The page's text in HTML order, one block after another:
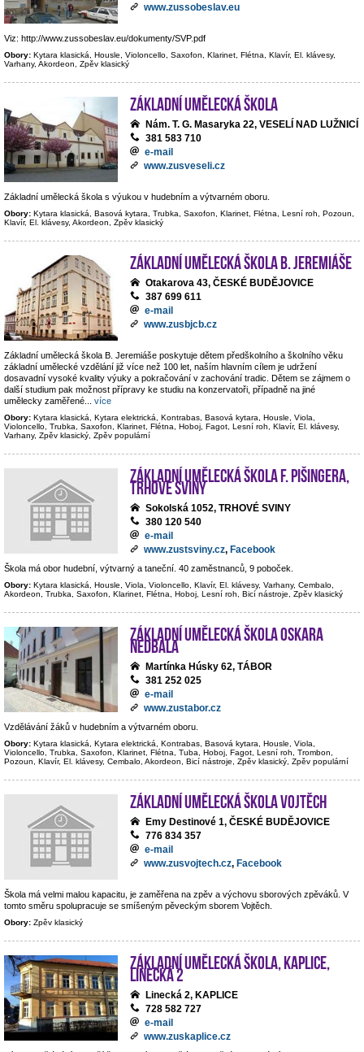
www.zussobeslav.eu
Viz: http://www.zussobeslav.eu/dokumenty/SVP.pdf
Obory: Kytara klasická, Housle, Violoncello, Saxofon, Klarinet, Flétna, Klavír, El. klávesy,
Varhany, Akordeon, Zpěv klasický
Základní umělecká škola
Nám. T. G. Masaryka 22, VESELÍ NAD LUŽNICÍ
381 583 710
e-mail
www.zusveseli.cz
Základní umělecká škola s výukou v hudebním a výtvarném oboru.
Obory: Kytara klasická, Basová kytara, Trubka, Saxofon, Klarinet, Flétna, Lesní roh, Pozoun,
Klavír, El. klávesy, Akordeon, Zpěv klasický
Základní umělecká škola B. Jeremiáše
Otakarova 43, ČESKÉ BUDĚJOVICE
387 699 611
e-mail
www.zusbjcb.cz
Základní umělecká škola B. Jeremiáše poskytuje dětem předškolního a školního věku
základní umělecké vzdělání již více než 100 let, naším hlavním cílem je udržení
dosavadní vysoké kvality výuky a pokračování v zachování tradic. Dětem se zájmem o
další studium pak možnost přípravy ke studiu na konzervatoři, případně na jiné
umělecky zaměřené
více
Obory: Kytara klasická, Kytara elektrická, Kontrabas, Basová kytara, Housle, Viola,
Violoncello, Trubka, Saxofon, Klarinet, Flétna, Hoboj, Fagot, Lesní roh, Klavír, El. klávesy,
Varhany, Zpěv klasický, Zpěv populární
Základní umělecká škola F. Pišingera,
Trhové Sviny
Sokolská 1052, TRHOVÉ SVINY
380 120 540
e-mail
www.zustsviny.cz, Facebook
Škola má obor hudební, výtvarný a taneční. 40 zaměstnanců, 9 poboček.
Obory: Kytara klasická, Housle, Viola, Violoncello, Klavír, El. klávesy, Varhany, Cembalo,
Akordeon, Trubka, Saxofon, Klarinet, Flétna, Hoboj, Lesní roh, Bicí nástroje, Zpěv klasický
Základní umělecká škola Oskara
Nedbala
Martínka Húsky 62, TÁBOR
381 252 025
e-mail
www.zustabor.cz
Vzdělávání žáků v hudebním a výtvarném oboru.
Obory: Kytara klasická, Kytara elektrická, Kontrabas, Basová kytara, Housle, Viola,
Violoncello, Trubka, Saxofon, Klarinet, Flétna, Tuba, Hoboj, Fagot, Lesní roh, Trombon,
Pozoun, Klavír, El. klávesy, Cembalo, Akordeon, Bicí nástroje, Zpěv klasický, Zpěv populární
Základní umělecká škola Vojtěch
Emy Destinové 1, ČESKÉ BUDĚJOVICE
776 834 357
e-mail
www.zusvojtech.cz, Facebook
Škola má velmi malou kapacitu, je zaměřena na zpěv a výchovu sborových zpěváků. V
tomto směru spolupracuje se smíšeným pěveckým sborem Vojtěch.
Obory: Zpěv klasický
Základní umělecká škola, Kaplice,
Linecká 2
Linecká 2, KAPLICE
728 582 727
e-mail
www.zuskaplice.cz